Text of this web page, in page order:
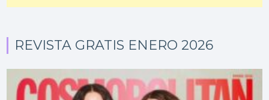
REVISTA GRATIS ENERO 2026